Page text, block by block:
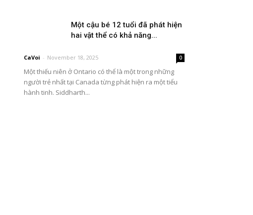
Một cậu bé 12 tuổi đã phát hiện
hai vật thể có khả năng...
CaVoi - November 18, 2025 0
Một thiếu niên ở Ontario có thể là một trong những
người trẻ nhất tại Canada từng phát hiện ra một tiểu
hành tinh. Siddharth...